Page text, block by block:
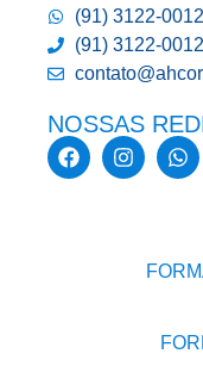
(91) 3122-0012
(91) 3122-0012
NOSSAS